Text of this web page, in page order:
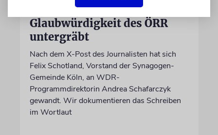
Wie Georg Restle die
Glaubwürdigkeit des ÖRR
untergräbt
Nach dem X-Post des Journalisten hat sich
Felix Schotland, Vorstand der Synagogen-
Gemeinde Köln, an WDR-
Programmdirektorin Andrea Schafarczyk
gewandt. Wir dokumentieren das Schreiben
im Wortlaut